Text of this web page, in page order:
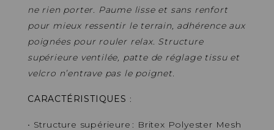
ne rien porter. Paume lisse et sans renfort
pour mieux ressentir le terrain, adhérence aux
poignées pour rouler relax. Structure
supérieure ventilée, patte de réglage tissu et
velcro n’entrave pas le poignet.
CARACTÉRISTIQUES :
• Structure supérieure : Britex Polyester Mesh